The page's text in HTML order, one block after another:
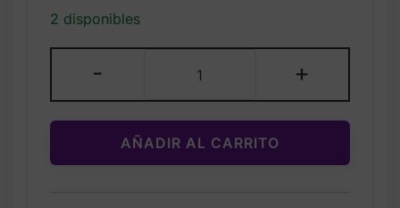
2 disponibles
-
Sportswear
Club
Fleece
Joggers
de
+
AÑADIR AL CARRITO